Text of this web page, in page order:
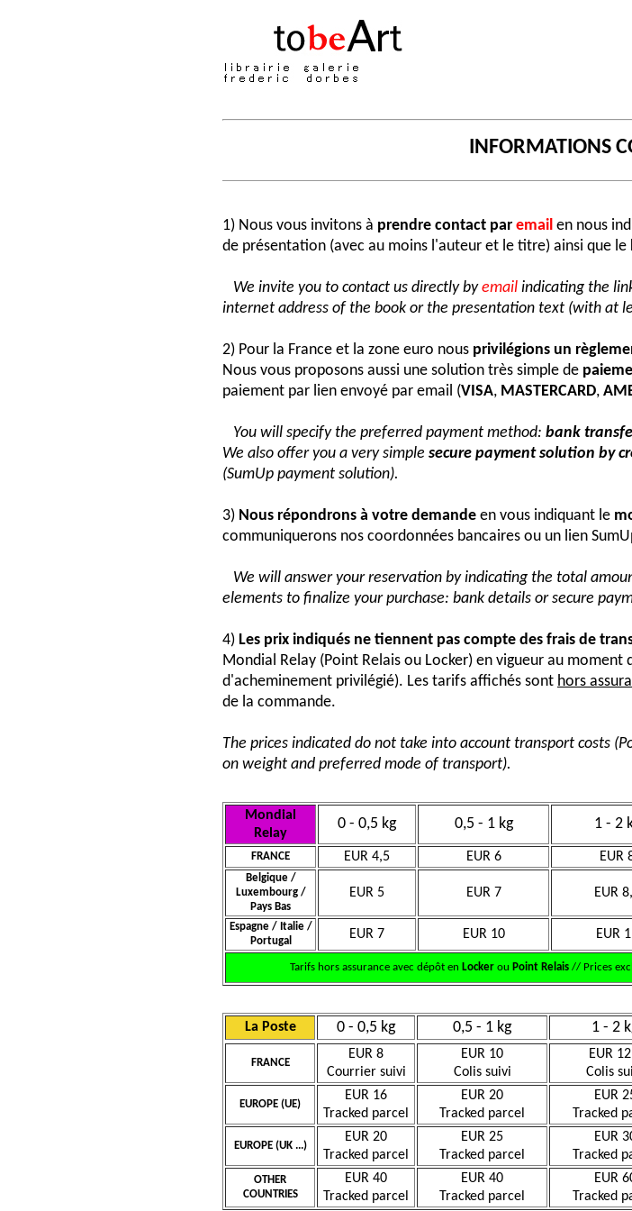
INFORMATIONS
1) Nous vous invitons à prendre contact par email en nous
de présentation (avec au moins l'auteur et le titre) ainsi que le
We invite you to contact us directly byemail indicating the
internet address of the book or the presentation text (with at
2) Pour la France et la zone euro nous privilégions un
Nous vous proposons aussi une solution très simple de
paiement par lien envoyé par email (VISA, MASTERCARD,
You will specify the preferred payment method: bank
We also offer you a very simple secure payment solution by
(SumUp payment solution).
3) Nous répondrons à votre demande en vous indiquant le
communiquerons nos coordonnées bancaires ou un lien
We will answer your reservation by indicating the total
elements to finalize your purchase: bank details or secure
4) Les prix indiqués ne tiennent pas compte des frais de
Mondial Relay (Point Relais ou Locker) en vigueur au
d'acheminement privilégié). Les tarifs affichés sont hors
de la commande.
The prices indicated do not take into account transport costs
on weight and preferred mode of transport).
Mondial
Relay
0 - 0,5 kg 0,5 - 1 kg 1 - 2
FRANCE EUR 4,5 EUR 6 EUR
Belgique /
Luxembourg /
Pays Bas
EUR 5 EUR 7 EUR
Espagne / Italie /
Portugal
EUR 7 EUR 10 EUR
Tarifs hors assurance avec dépôt en Lockerou Point Relais// Prices
La Poste 0 - 0,5 kg 0,5 - 1 kg 1 - 2
FRANCE
EUR 8
Courrier suivi
EUR 10
Colis suivi
EUR
Colis
EUROPE (UE)
EUR 16
Tracked parcel
EUR 20
Tracked parcel
EUR
Tracked
EUROPE (UK ...)
EUR 20
Tracked parcel
EUR 25
Tracked parcel
EUR
Tracked
OTHER
COUNTRIES
EUR 40
Tracked parcel
EUR 40
Tracked parcel
EUR
Tracked